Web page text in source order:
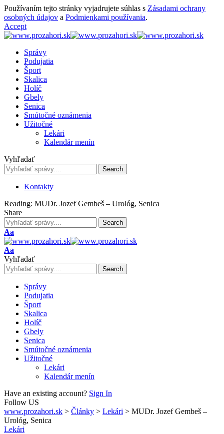
Používaním tejto stránky vyjadrujete súhlas s Zásadami ochrany
osobných údajov a Podmienkami používania.
Accept
Správy
Podujatia
Šport
Skalica
Holíč
Gbely
Senica
Smútočné oznámenia
Užitočné
Lekári
Kalendár menín
Vyhľadať
Kontakty
Reading: MUDr. Jozef Gembeš – Urológ, Senica
Share
Font
Resizer
Aa
Font
Resizer
Aa
Vyhľadať
Správy
Podujatia
Šport
Skalica
Holíč
Gbely
Senica
Smútočné oznámenia
Užitočné
Lekári
Kalendár menín
Have an existing account? Sign In
Follow US
www.prozahori.sk > Články > Lekári > MUDr. Jozef Gembeš –
Urológ, Senica
Lekári